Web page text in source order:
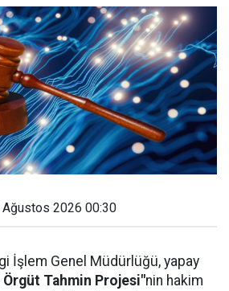
Ağustos 2026 00:30
İşlem Genel Müdürlüğü, yapay
Örgüt Tahmin Projesi"nin hakim